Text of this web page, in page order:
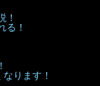
！
る！
ります！